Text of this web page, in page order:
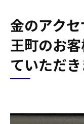
金のアク
王町のお
ていただ